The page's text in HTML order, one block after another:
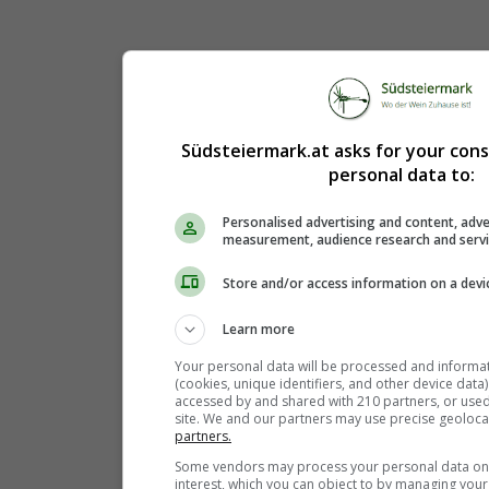
Südsteiermark.at asks for your
personal data to:
Personalised advertising and content,
measurement, audience research and
Store and/or access information on a
Learn more
Your personal data will be processed and
(cookies, unique identifiers, and other device
accessed by and shared with 210 partners, or
site. We and our partners may use precise
partners.
Some vendors may process your personal data
interest, which you can object to by managing